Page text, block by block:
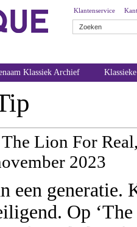
Klantenservice
Klassiek Archief
Lion For
2023
een generatie.
Op